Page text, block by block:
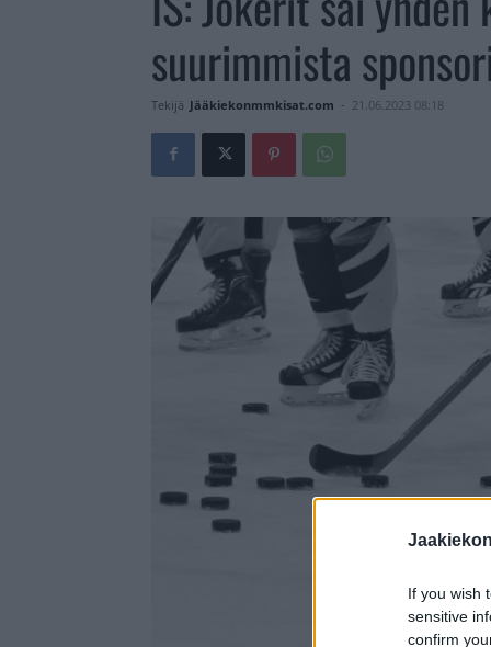
If you wish
sensitive
confirm
suurimmista
Tekijä Jääkiekonmmkisat.com - 21.06.2023 08:18